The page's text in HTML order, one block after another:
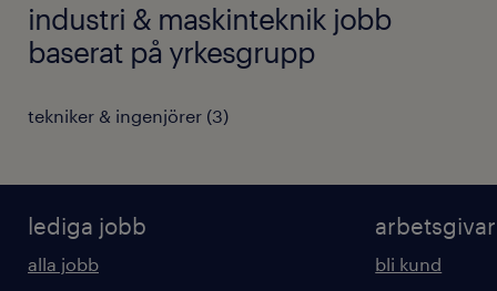
industri & maskinteknik jobb
baserat på yrkesgrupp
tekniker & ingenjörer (3)
lediga jobb
alla jobb
bli kund